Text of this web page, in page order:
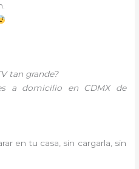
tan grande?
a domicilio en CDMX de
en tu casa, sin cargarla, sin